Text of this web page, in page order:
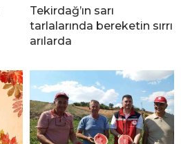
Tekirdağ’ın sarı
tarlalarında bereketin sırrı
arılarda